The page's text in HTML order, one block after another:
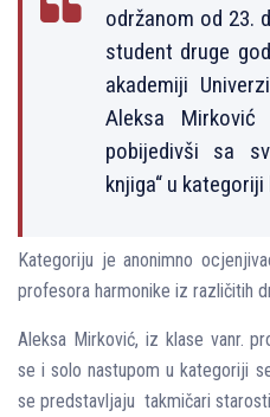
održanom od 23.
student druge
akademiji
Aleksa
pobijedivši sa
knjiga“ u
Kategoriju je anonimno
profesora harmonike iz različitih
Aleksa Mirković, iz klase vanr.
se i solo nastupom u kategoriji
se predstavljaju takmičari